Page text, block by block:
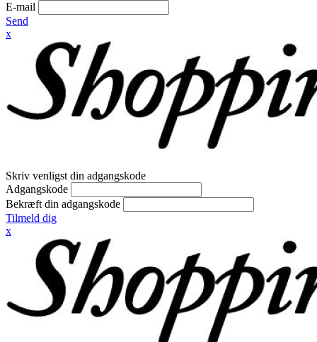
E-mail
Send
x
Skriv venligst din adgangskode
Adgangskode
Bekræft din adgangskode
Tilmeld dig
x